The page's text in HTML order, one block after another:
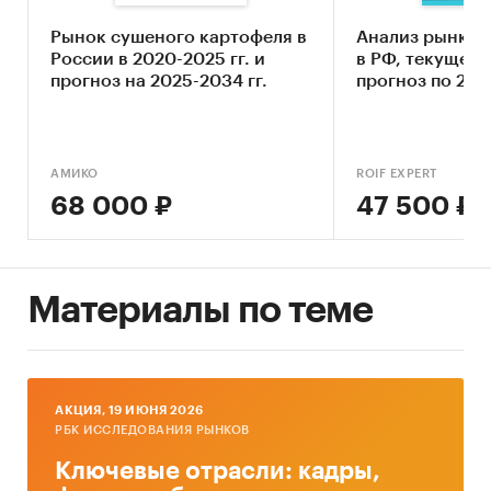
2030 г.
Основные блоки исследования:
Ценовой анализ
поставок каучука
Прогноз развития рынка каучука до 2030 г.
Рынок сушеного картофеля в
России в 2020-2025 гг. и
прогноз на 2025-2034 гг.
АМИКО
68 000 ₽
Анализ рынка
в РФ, текущее
прогноз по
ROIF EXPERT
47 500 ₽
Материалы по теме
AКЦИЯ, 19 ИЮНЯ 2026
РБК ИССЛЕДОВАНИЯ РЫНКОВ
Ключевые отрасли: кадры,